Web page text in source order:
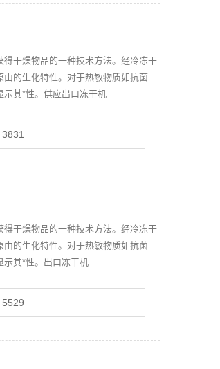
干燥物品的一种技术方法。经冷冻干
的生化特性。对于热敏物质如抗菌
示其*性。供应出口冻干机
干燥物品的一种技术方法。经冷冻干
的生化特性。对于热敏物质如抗菌
示其*性。出口冻干机